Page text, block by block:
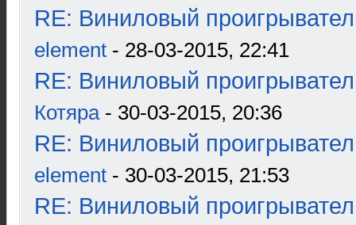
RE: Виниловый
element - 28-03-2015, 22:41
RE: Виниловый
Котяра- 30-03-2015, 20:36
RE: Виниловый
element - 30-03-2015, 21:53
RE: Виниловый